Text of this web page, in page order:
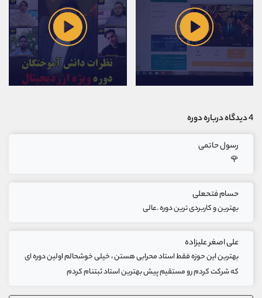
4 دیدگاه درباره دوره
رسول حاتمی
🌹
حسام فتحعلی
بهترین و کاربردی ترین دوره .عالی
علی اصغر علیزاده
بهترین این حوزه فقط استاد محرابی هستن ، خیلی خوشحالم اولین دوره ای
که شرکت کردم رو مستقیم پیش بهترین استاد ثبتنام کردم